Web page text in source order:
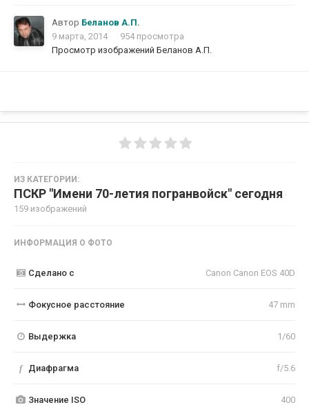
Автор Беланов А.П.
9 марта, 2014
954 просмотра
Просмотр изображений Беланов А.П.
ИЗ КАТЕГОРИИ:
ПСКР "Имени 70-летия погранвойск" сегодня ·
159 изображений
ИНФОРМАЦИЯ О ФОТО
Сделано с Canon Canon EOS 40D
Фокусное расстояние 47 mm
Выдержка 1/60
f Диафрагма f/5.6
Значение ISO 400